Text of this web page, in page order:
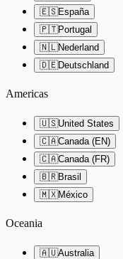
🇪🇸España
🇵🇹Portugal
🇳🇱Nederland
🇩🇪Deutschland
Americas
🇺🇸United States
🇨🇦Canada (EN)
🇨🇦Canada (FR)
🇧🇷Brasil
🇲🇽México
Oceania
🇦🇺Australia